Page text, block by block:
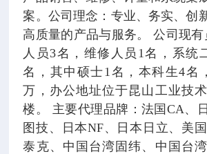
案。公司理念：专业、务实、创
高质量的产品与服务。 公司现有
人员3名，维修人员1名，系统
名，其中硕士1名，本科生4名
万，办公地址位于昆山工业技
楼。 主要代理品牌：法国CA、
图技、日本NF、日本日立、美
泰克、中国台湾固纬、中国台